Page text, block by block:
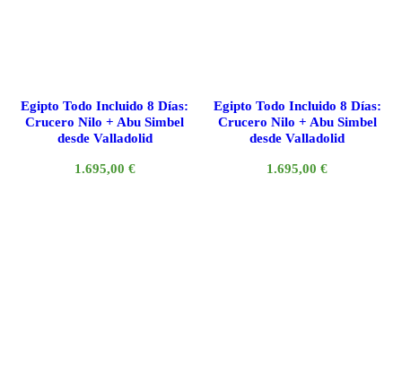
Egipto Todo Incluido 8 Días:
Crucero Nilo + Abu Simbel
desde Valladolid
1.695,00 €
Egipto Todo Incluido 8 Días:
Crucero Nilo + Abu Simbel
desde Valladolid
1.695,00€